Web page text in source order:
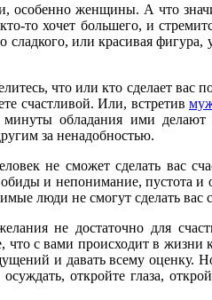
особенно женщины. А что
то хочет большего, и
или красивая фигура,
что или кто сделает
счастливой. Или, встретив
минуты обладания ими
за ненадобностью.
не сможет сделать вас
и непонимание, пустота и
люди не смогут сделать вас
не достаточно для
что с вами происходит в
и давать всему оценку.
откройте глаза,